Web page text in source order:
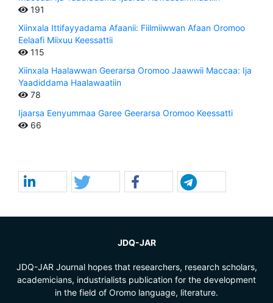
191
Xiinxala Ittifayyadama Afaanii: Fiilmiiwwan Afaan Oromoo
Eelaafi Miixuu Keessattii
115
Xiinxala Haalawwan Geerarsa Oromoo Jaawwii Maccaa: Ija
Yaadiddama Haalawaatiin
78
Ijaarsa Eenyummaa Garee Geerarsa Oromoo Keessatti
66
JDQ-JAR
JDQ-JAR Journal hopes that researchers, research scholars,
academicians, industrialists publication for the development
in the field of Oromo language, literature.